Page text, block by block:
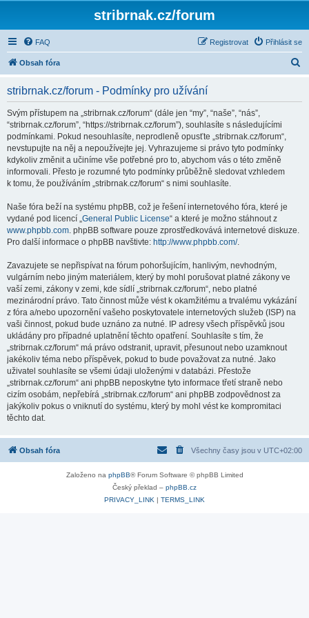
stribrnak.cz/forum
FAQ Přihlásit se
Registrovat
Obsah fóra
stribrnak.cz/forum - Podmínky pro užívání
Svým přístupem na „stribrnak.cz/forum“ (dále jen “my”, “naše”, “nás”,
“stribrnak.cz/forum”, “https://stribrnak.cz/forum”), souhlasíte s následujícími
podmínkami. Pokud nesouhlasíte, neprodleně opusťte „stribrnak.cz/forum“,
nevstupujte na něj a nepoužívejte jej. Vyhrazujeme si právo tyto podmínky
kdykoliv změnit a učiníme vše potřebné pro to, abychom vás o této změně
informovali. Přesto je rozumné tyto podmínky průběžně sledovat vzhledem
k tomu, že používáním „stribrnak.cz/forum“ s nimi souhlasíte.
Naše fóra beží na systému phpBB, což je řešení internetového fóra, které je
vydané pod licencí „General Public License“ a které je možno stáhnout z
www.phpbb.com. phpBB software pouze zprostředkovává internetové diskuze.
Pro další informace o phpBB navštivte: http://www.phpbb.com/.
Zavazujete se nepřispívat na fórum pohoršujícím, hanlivým, nevhodným,
vulgárním nebo jiným materiálem, který by mohl porušovat platné zákony ve
vaší zemi, zákony v zemi, kde sídlí „stribrnak.cz/forum“, nebo platné
mezinárodní právo. Tato činnost může vést k okamžitému a trvalému vykázání
z fóra a/nebo upozornění vašeho poskytovatele internetových služeb (ISP) na
vaši činnost, pokud bude uznáno za nutné. IP adresy všech příspěvků jsou
ukládány pro případné uplatnění těchto opatření. Souhlasíte s tím, že
„stribrnak.cz/forum“ má právo odstranit, upravit, přesunout nebo uzamknout
jakékoliv téma nebo příspěvek, pokud to bude považovat za nutné. Jako
uživatel souhlasíte se všemi údaji uloženými v databázi. Přestože
„stribrnak.cz/forum“ ani phpBB neposkytne tyto informace třetí straně nebo
cizím osobám, nepřebírá „stribrnak.cz/forum“ ani phpBB zodpovědnost za
jakýkoliv pokus o vniknutí do systému, který by mohl vést ke kompromitaci
těchto dat.
Obsah fóra Všechny časy jsou v UTC+02:00
Založeno na phpBB® Forum Software © phpBB Limited
Český překlad – phpBB.cz
PRIVACY_LINK | TERMS_LINK